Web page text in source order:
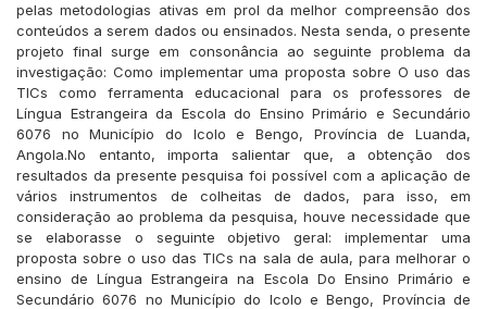
pelas metodologias ativas em prol da melhor compreensão dos
conteúdos a serem dados ou ensinados. Nesta senda, o presente
projeto final surge em consonância ao seguinte problema da
investigação: Como implementar uma proposta sobre O uso das
TICs como ferramenta educacional para os professores de
Língua Estrangeira da Escola do Ensino Primário e Secundário
6076 no Município do Icolo e Bengo, Província de Luanda,
Angola.No entanto, importa salientar que, a obtenção dos
resultados da presente pesquisa foi possível com a aplicação de
vários instrumentos de colheitas de dados, para isso, em
consideração ao problema da pesquisa, houve necessidade que
se elaborasse o seguinte objetivo geral: implementar uma
proposta sobre o uso das TICs na sala de aula, para melhorar o
ensino de Língua Estrangeira na Escola Do Ensino Primário e
Secundário 6076 no Município do Icolo e Bengo, Província de